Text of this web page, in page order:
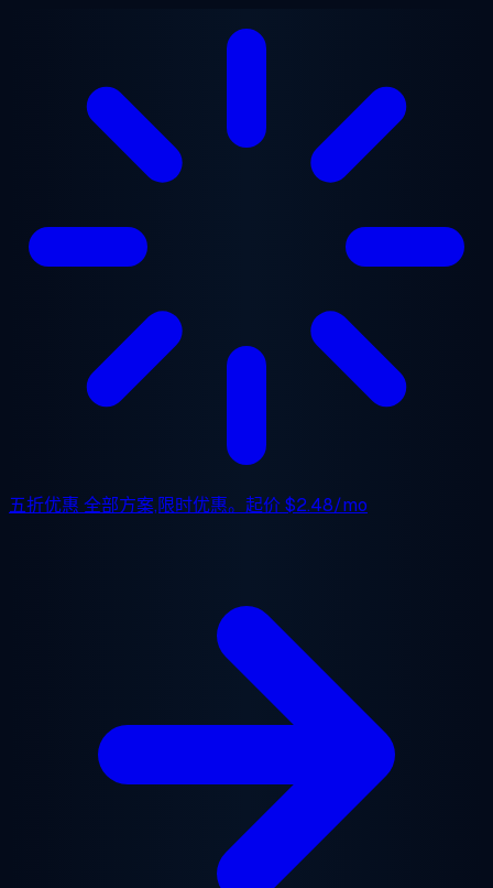
五折优惠 全部方案,限时优惠。起价$2.48/mo